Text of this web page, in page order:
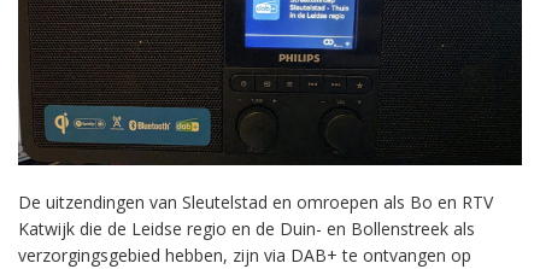
De uitzendingen van Sleutelstad en omroepen als Bo en RTV
Katwijk die de Leidse regio en de Duin- en Bollenstreek als
verzorgingsgebied hebben, zijn via DAB+ te ontvangen op